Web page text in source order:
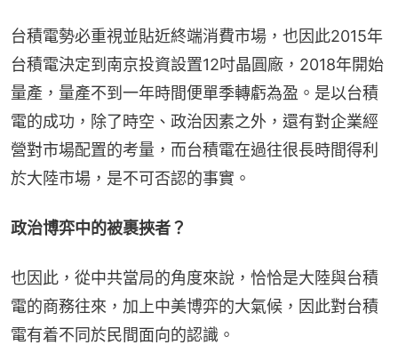
台積電勢必重視並貼近終端消費市場，也因此2015年
台積電決定到南京投資設置12吋晶圓廠，2018年開始
量產，量產不到一年時間便單季轉虧為盈。是以台積
電的成功，除了時空、政治因素之外，還有對企業經
營對市場配置的考量，而台積電在過往很長時間得利
於大陸市場，是不可否認的事實。
政治博弈中的被裹挾者？
也因此，從中共當局的角度來說，恰恰是大陸與台積
電的商務往來，加上中美博弈的大氣候，因此對台積
電有着不同於民間面向的認識。